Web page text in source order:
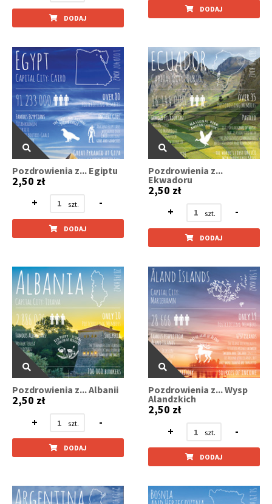
DODAJ
DODAJ
Pozdrowienia z... Egiptu
2,50 zł
+
-
DODAJ
Pozdrowienia z...
Ekwadoru
2,50 zł
+
-
DODAJ
Pozdrowienia z... Albanii
2,50 zł
+
-
DODAJ
Pozdrowienia z... Wysp
Alandzkich
2,50 zł
+
-
DODAJ